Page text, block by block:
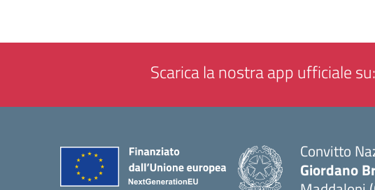
Scarica la nostra app ufficiale su:
Convitto
Giordano